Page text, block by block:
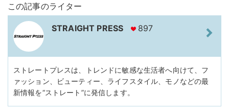
この記事のライター
STRAIGHT PRESS 897
ストレートプレスは、トレンドに敏感な生活者へ向けて、フ
ァッション、ビューティー、ライフスタイル、モノなどの最
新情報を“ストレート”に発信します。